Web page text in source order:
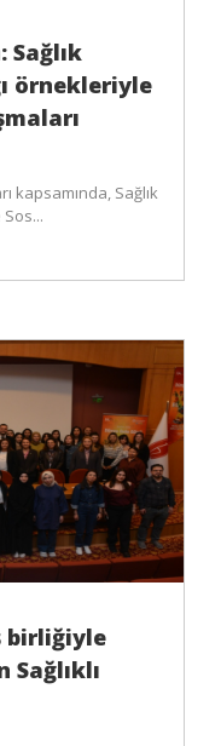
Sağlık
örnekleriyle
kapsamında, Sağlık
birliğiyle
Sağlıklı